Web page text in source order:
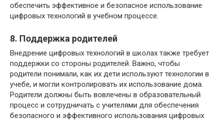
обеспечить эффективное и безопасное использование
цифровых технологий в учебном процессе.
8. Поддержка родителей
Внедрение цифровых технологий в школах также требует
поддержки со стороны родителей. Важно, чтобы
родители понимали, как их дети используют технологии в
учебе, и могли контролировать их использование дома.
Родители должны быть вовлечены в образовательный
процесс и сотрудничать с учителями для обеспечения
безопасного и эффективного использования цифровых